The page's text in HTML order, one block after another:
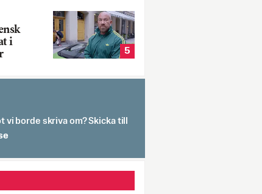
i
5
vi borde skriva om? Skicka till